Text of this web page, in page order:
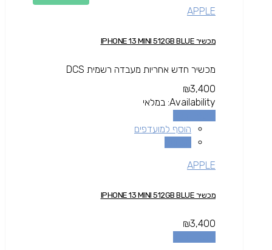
APPLE
מכשיר IPHONE 13 MINI 512GB BLUE
מכשיר חדש אחריות מעבדה רשמית DCS
₪3,400
Availability: במלאי
הוסף למועדפים
APPLE
מכשיר IPHONE 13 MINI 512GB BLUE
₪3,400